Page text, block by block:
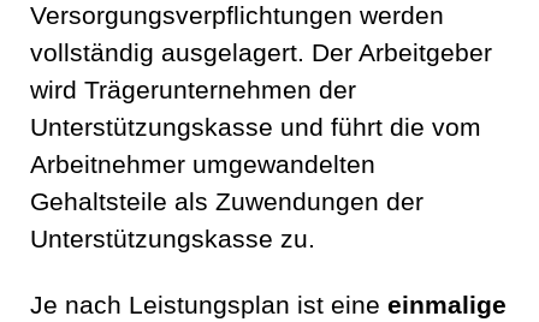
Versorgungsverpflichtungen werden
vollständig ausgelagert. Der Arbeitgeber
wird Trägerunternehmen der
Unterstützungskasse und führt die vom
Arbeitnehmer umgewandelten
Gehaltsteile als Zuwendungen der
Unterstützungskasse zu.
Je nach Leistungsplan ist eine einmalige